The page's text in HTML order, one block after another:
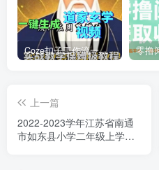
Coze扣子工作流一键生成道家玄学短视频，实战保姆级教程
上一篇
2022-2023学年江苏省南通
市如东县小学二年级上学期